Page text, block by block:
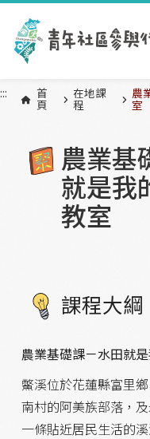
跳到主要內容區塊
::: 首
頁
在地課
程
農
室
農業基
就是我
教室
課程大綱
農業基礎課－水田就
鱉溪位於花蓮縣富里
南村的阿美族部落，
一條貼近居民生活的溪